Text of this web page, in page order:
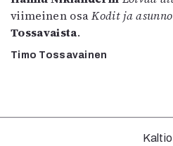
2–3/
Info
viimeinen osaKodit ja
Tossavaista.
Timo Tossavainen
Kaltio